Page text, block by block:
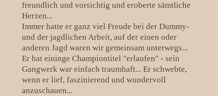
freundlich und vorsichtig und eroberte sämtliche
Herzen...
Immer hatte er ganz viel Freude bei der Dummy-
und der jagdlichen Arbeit, auf der einen oder
anderen Jagd waren wir gemeinsam unterwegs...
Er hat eininge Championtitel "erlaufen" - sein
Gangwerk war einfach traumhaft... Er schwebte,
wenn er lief, faszinierend und wundervoll
anzuschauen...